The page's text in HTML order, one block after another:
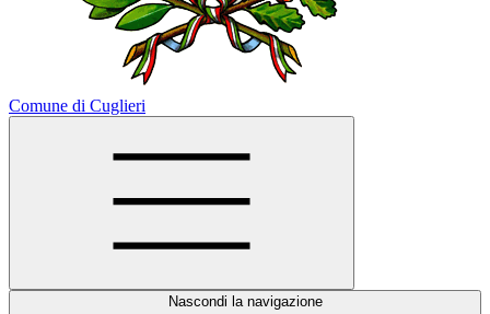
Comune di Cuglieri
Nascondi la navigazione